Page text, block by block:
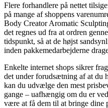
Flere forhandlere på nettet
på mange af shoppens
Body Creator Aromatic
det regnes ud fra at ordren
tidspunkt, så at de højst
inden pakkemedarbejderne
Enkelte internet shops sikrer
det under forudsætning af at du
kan du udvælge den mest
gange – uafhængig om du er
være at få dem til at bringe dine